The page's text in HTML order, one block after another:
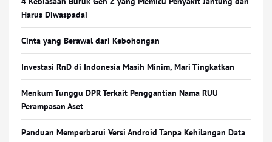
Harus Diwaspadai
Cinta yang Berawal dari Kebohongan
Investasi RnD di Indonesia Masih Minim, Mari Tingkatkan
Menkum Tunggu DPR Terkait Penggantian Nama RUU
Perampasan Aset
Panduan Memperbarui Versi Android Tanpa Kehilangan Data